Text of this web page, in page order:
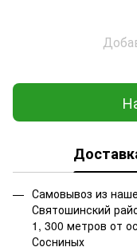
Самовывоз из
Святошинский
1, 300 метров от
Сосниных